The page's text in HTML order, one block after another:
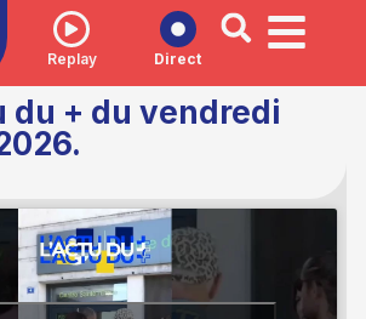
Replay Direct
du + du vendredi